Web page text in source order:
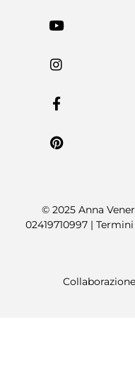
© 2025 Anna
02419710997 |